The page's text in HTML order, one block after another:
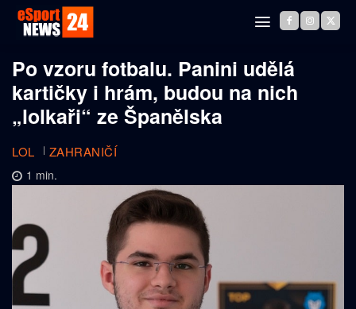
Po vzoru fotbalu. Panini udělá
kartičky i hrám, budou na nich
„lolkaři“ ze Španělska
LOL ZAHRANIČÍ
1 min.